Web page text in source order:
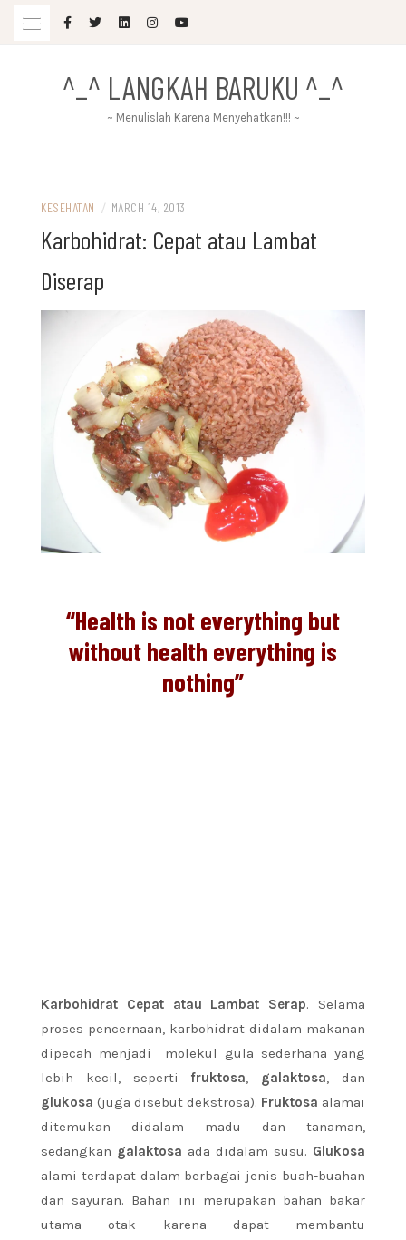
^_^ LANGKAH BARUKU ^_^
~ Menulislah Karena Menyehatkan!!! ~
KESEHATAN / MARCH 14, 2013
Karbohidrat: Cepat atau Lambat
Diserap
“Health is not everything but
without health everything is
nothing”
Karbohidrat Cepat atau Lambat Serap. Selama
proses pencernaan, karbohidrat didalam makanan
dipecah menjadi molekul gula sederhana yang
lebih kecil, seperti fruktosa, galaktosa, dan
glukosa (juga disebut dekstrosa). Fruktosa alamai
ditemukan didalam madu dan tanaman,
sedangkan galaktosa ada didalam susu. Glukosa
alami terdapat dalam berbagai jenis buah-buahan
dan sayuran. Bahan ini merupakan bahan bakar
utama otak karena dapat membantu